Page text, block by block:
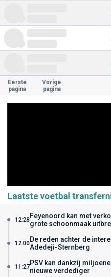
Eerste
pagina
Vorige
pagina
Laatste voetbal
12:28 Feyenoord kan met
grote schoonmaak
12:00De reden achter de
Adedeji-Sternberg
11:27PSV kan dankzij
nieuwe verdediger